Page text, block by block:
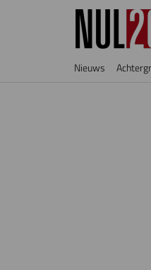
Overslaan en naar de inhoud gaan
Nieuws